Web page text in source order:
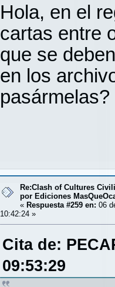
Hola, en el
cartas entre
que se
en los
Re:Clash of Cultures
por Ediciones
« Respuesta #259 en: 06
10:42:24 »
Cita de:
09:53:29